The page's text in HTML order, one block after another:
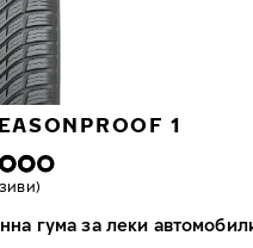
1
гума за леки